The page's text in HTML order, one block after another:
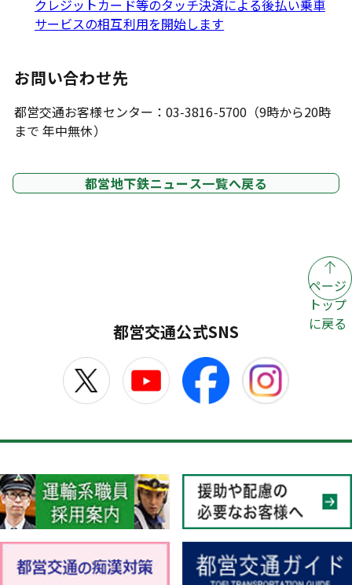
クレジットカード等のタッチ決済による後払い乗車
サービスの相互利用を開始します
お問い合わせ先
都営交通お客様センター：03-3816-5700（9時から20時
まで 年中無休）
都営地下鉄ニュース一覧へ戻る
ページ
トップ
に戻る
都営交通公式SNS